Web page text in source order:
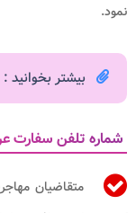
نمود.
بیشتر بخوانید :
شماره تلفن سفارت
متقاضیان